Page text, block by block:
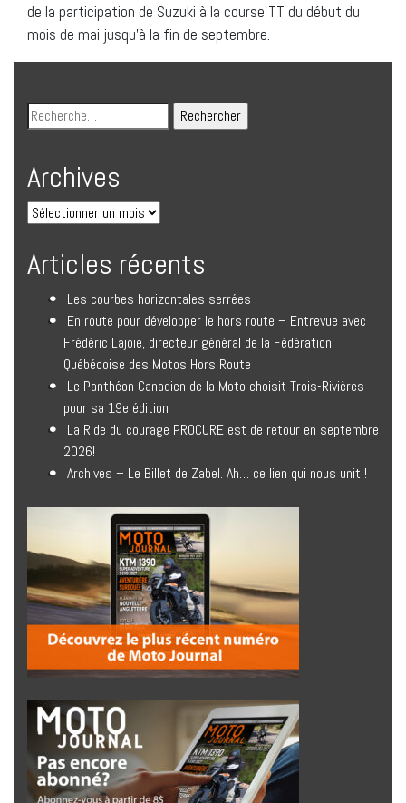
de la participation de Suzuki à la course TT du début du
mois de mai jusqu’à la fin de septembre.
Archives
Articles récents
Les courbes horizontales serrées
En route pour développer le hors route – Entrevue avec
Frédéric Lajoie, directeur général de la Fédération
Québécoise des Motos Hors Route
Le Panthéon Canadien de la Moto choisit Trois-Rivières
pour sa 19e édition
La Ride du courage PROCURE est de retour en septembre
2026!
Archives – Le Billet de Zabel. Ah… ce lien qui nous unit !